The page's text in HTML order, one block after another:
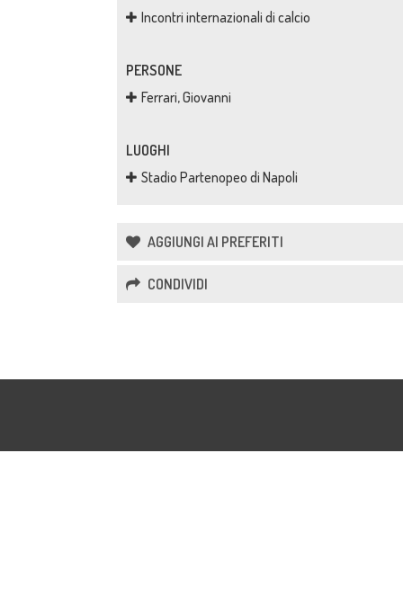
Incontri internazionali di calcio
PERSONE
Ferrari, Giovanni
LUOGHI
Stadio Partenopeo di Napoli
AGGIUNGI AI PREFERITI
CONDIVIDI